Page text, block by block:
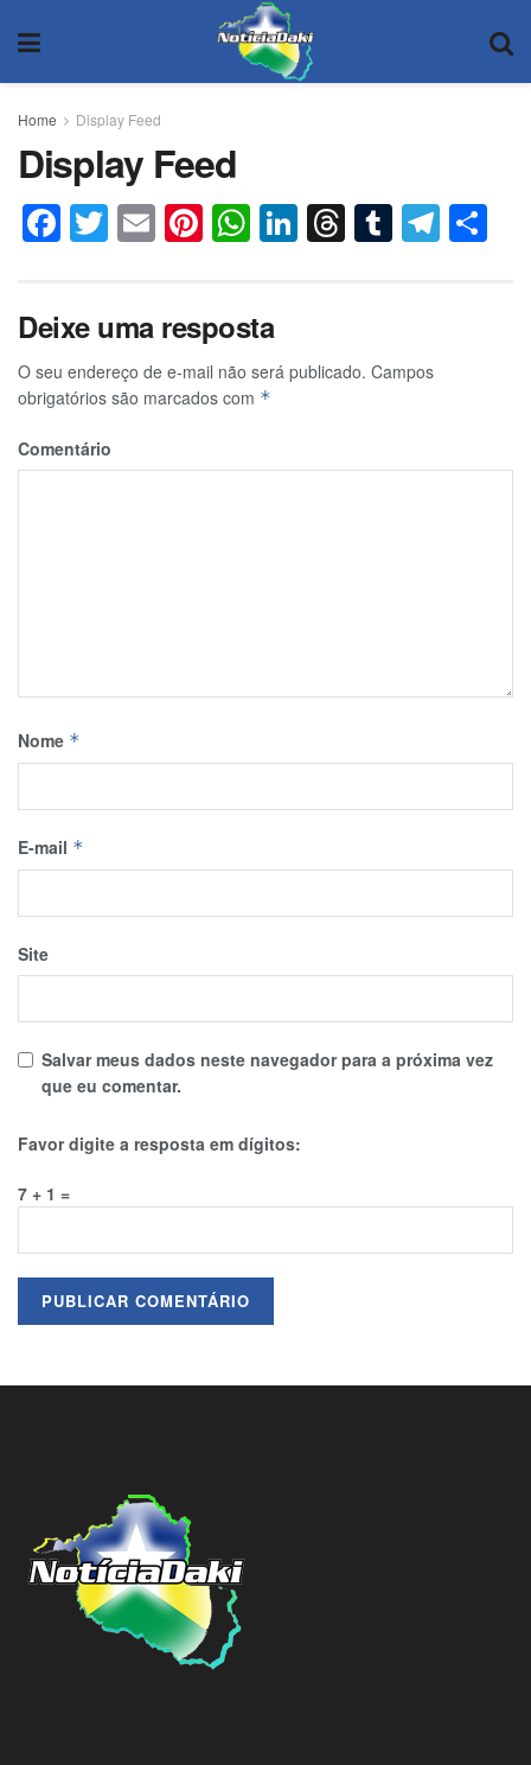
Home Display Feed
Display Feed
Facebook
Twitter
EmailPinterest
WhatsApp
LinkedIn
Threads
Tumblr
Deixe uma resposta
O seu endereço de e-mail não será publicado. Campos
obrigatórios são marcados com *
Comentário
Nome *
E-mail *
Site
Salvar meus dados neste navegador para a próxima vez
que eu comentar.
Favor digite a resposta em dígitos:
7 + 1 =